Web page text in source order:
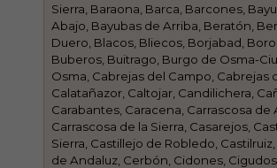
Sierra, Baraona, Barca, Barcones,
Abajo, Bayubas de Arriba, Beratón,
Duero, Blacos, Bliecos, Borjabad,
Buberos, Buitrago, Burgo de Osma-
Osma, Cabrejas del Campo, Cabrejas
Calatañazor, Caltojar, Candilichera,
Carabantes, Caracena, Carrascosa de
Carrascosa de la Sierra, Casarejos,
Sierra, Castillejo de Robledo,
de Andaluz, Cerbón, Cidones,